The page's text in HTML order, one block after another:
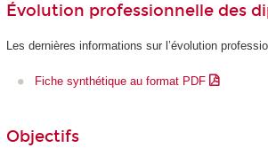
Évolution professionnelle des
Les dernières informations sur l’évolution
Fiche synthétique au format PDF
Objectifs